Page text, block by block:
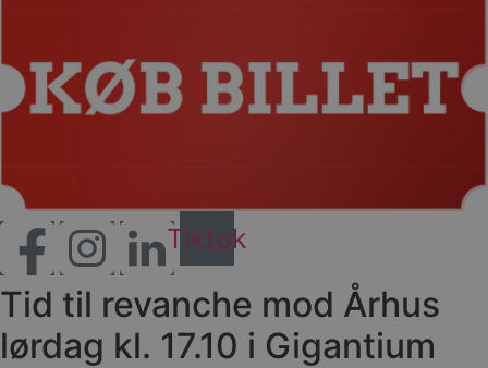
Tiktok
Tid til revanche mod Århus
lørdag kl. 17.10 i Gigantium